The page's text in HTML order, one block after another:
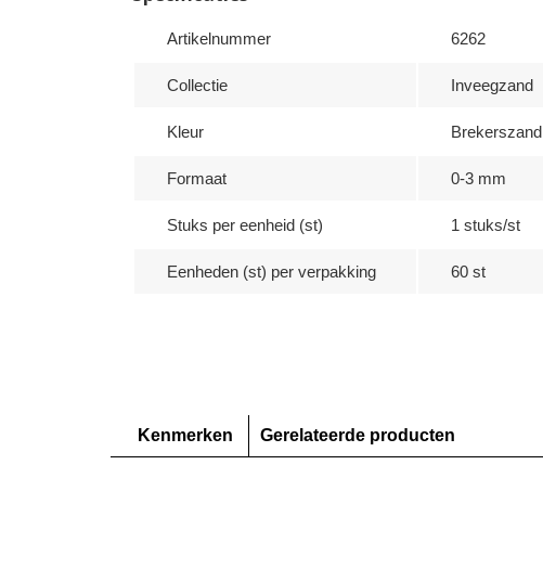
Artikelnummer 6262
Collectie Inveegzand
Kleur Brekerszand
Formaat 0-3 mm
Stuks per eenheid (st) 1 stuks/st
Eenheden (st) per verpakking 60 st
Kenmerken Gerelateerde producten